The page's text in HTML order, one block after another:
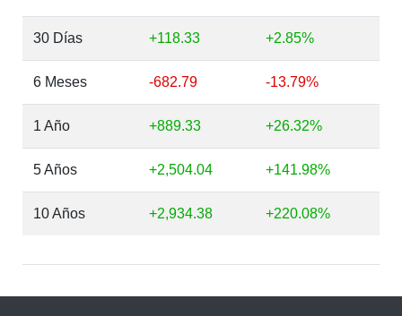
30 Días +118.33 +2.85%
6 Meses -682.79 -13.79%
1 Año +889.33 +26.32%
5 Años +2,504.04 +141.98%
10 Años +2,934.38 +220.08%